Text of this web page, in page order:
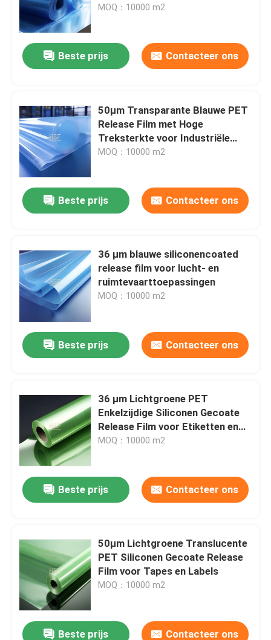
Thuis
Producten
Over ons
Fabrieksreis
Kwaliteitscontrole
Contacteer ons
Vraag een offerte aan
Hoogdichte polyethyleenfolie
Georiënteerde polyethyleenfolie
Gegote polypropyleenfolie
Mono-georiënteerde polypropyleenfolie
De film van de HUISDIERENversie
Fluorosilicone-afgifte-liner
Anti-statische film
Toepassingen
MOQ：10000 m2
Beste prijs Contacteer ons
50μm Transparante Blauwe PET
Release Film met Hoge
Treksterkte voor Industriële
Tapes en Labels
MOQ：10000 m2
Beste prijs Contacteer ons
36 μm blauwe siliconencoated
release film voor lucht- en
ruimtevaarttoepassingen
MOQ：10000 m2
Beste prijs Contacteer ons
36 µm Lichtgroene PET
Enkelzijdige Siliconen Gecoate
Release Film voor Etiketten en
Verpakkingen
MOQ：10000 m2
Beste prijs Contacteer ons
50μm Lichtgroene Translucente
PET Siliconen Gecoate Release
Film voor Tapes en Labels
MOQ：10000 m2
Beste prijs Contacteer ons